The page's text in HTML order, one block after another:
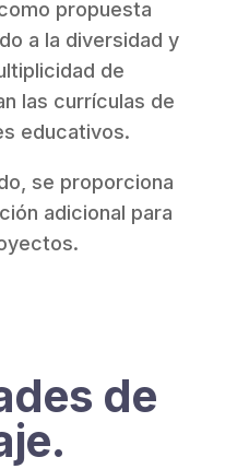
propuesta
a la diversidad y
de
las currículas de
educativos.
se proporciona
adicional para
de